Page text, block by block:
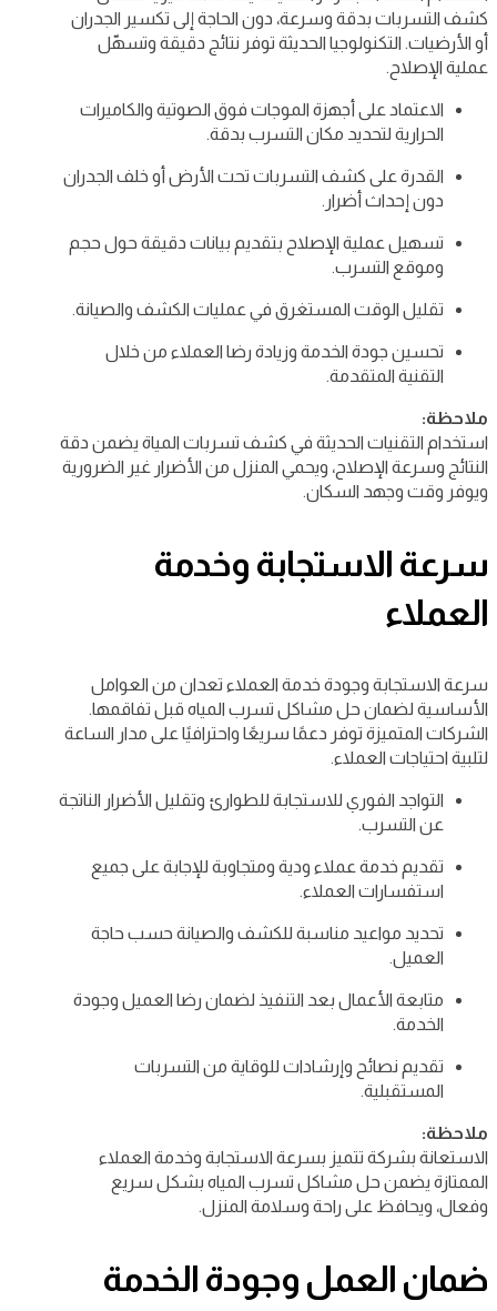
كشف التسربات بدقة وسرعة، دون الحاجة إلى تكسير الجدران
أو الأرضيات. التكنولوجيا الحديثة توفر نتائج دقيقة وتسهّل
عملية الإصلاح.
الاعتماد على أجهزة الموجات فوق الصوتية والكاميرات
الحرارية لتحديد مكان التسرب بدقة.
القدرة على كشف التسربات تحت الأرض أو خلف الجدران
دون إحداث أضرار.
تسهيل عملية الإصلاح بتقديم بيانات دقيقة حول حجم
وموقع التسرب.
تقليل الوقت المستغرق في عمليات الكشف والصيانة.
تحسين جودة الخدمة وزيادة رضا العملاء من خلال
التقنية المتقدمة.
ملاحظة:
استخدام التقنيات الحديثة في كشف تسربات المياة يضمن دقة
النتائج وسرعة الإصلاح، ويحمي المنزل من الأضرار غير الضرورية
ويوفر وقت وجهد السكان.
سرعة الاستجابة وخدمة
العملاء
سرعة الاستجابة وجودة خدمة العملاء تعدان من العوامل
الأساسية لضمان حل مشاكل تسرب المياه قبل تفاقمها.
الشركات المتميزة توفر دعمًا سريعًا واحترافيًا على مدار الساعة
لتلبية احتياجات العملاء.
التواجد الفوري للاستجابة للطوارئ وتقليل الأضرار الناتجة
عن التسرب.
تقديم خدمة عملاء ودية ومتجاوبة للإجابة على جميع
استفسارات العملاء.
تحديد مواعيد مناسبة للكشف والصيانة حسب حاجة
العميل.
متابعة الأعمال بعد التنفيذ لضمان رضا العميل وجودة
الخدمة.
تقديم نصائح وإرشادات للوقاية من التسربات
المستقبلية.
ملاحظة:
الاستعانة بشركة تتميز بسرعة الاستجابة وخدمة العملاء
الممتازة يضمن حل مشاكل تسرب المياه بشكل سريع
وفعال، ويحافظ على راحة وسلامة المنزل.
ضمان العمل وجودة الخدمة